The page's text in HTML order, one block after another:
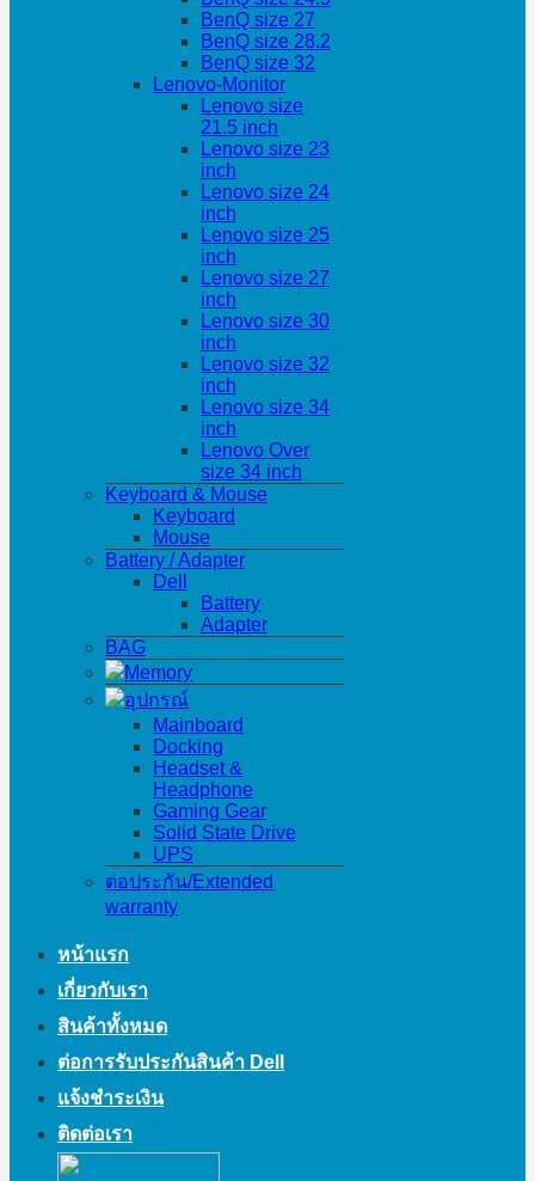
BenQ size 27
BenQ size 28.2
BenQ size 32
Lenovo-Monitor
Lenovo size
21.5 inch
Lenovo size 23
inch
Lenovo size 24
inch
Lenovo size 25
inch
Lenovo size 27
inch
Lenovo size 30
inch
Lenovo size 32
inch
Lenovo size 34
inch
Lenovo Over
size 34 inch
Keyboard & Mouse
Keyboard
Mouse
Battery / Adapter
Dell
Battery
Adapter
BAG
Memory
อุปกรณ์
Mainboard
Docking
Headset &
Headphone
Gaming Gear
Solid State Drive
UPS
ต่อประกัน/Extended
warranty
หน้าแรก
เกี่ยวกับเรา
สินค้าทั้งหมด
ต่อการรับประกันสินค้า Dell
แจ้งชำระเงิน
ติดต่อเรา